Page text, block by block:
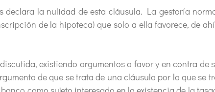
la nulidad de esta cláusula. La gestoría
de la hipoteca) que solo a ella favorece, de
existiendo argumentos a favor y en contra de
de que se trata de una cláusula por la que se